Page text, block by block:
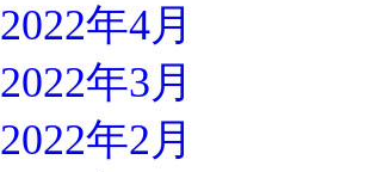
2022年4月
2022年3月
2022年2月